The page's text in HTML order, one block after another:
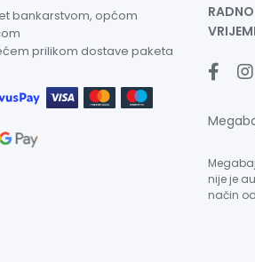
bankarstvom, općom
prilikom dostave paketa
RADNO
nije je
način